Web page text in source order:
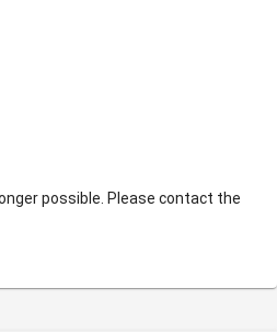
possible. Please contact the